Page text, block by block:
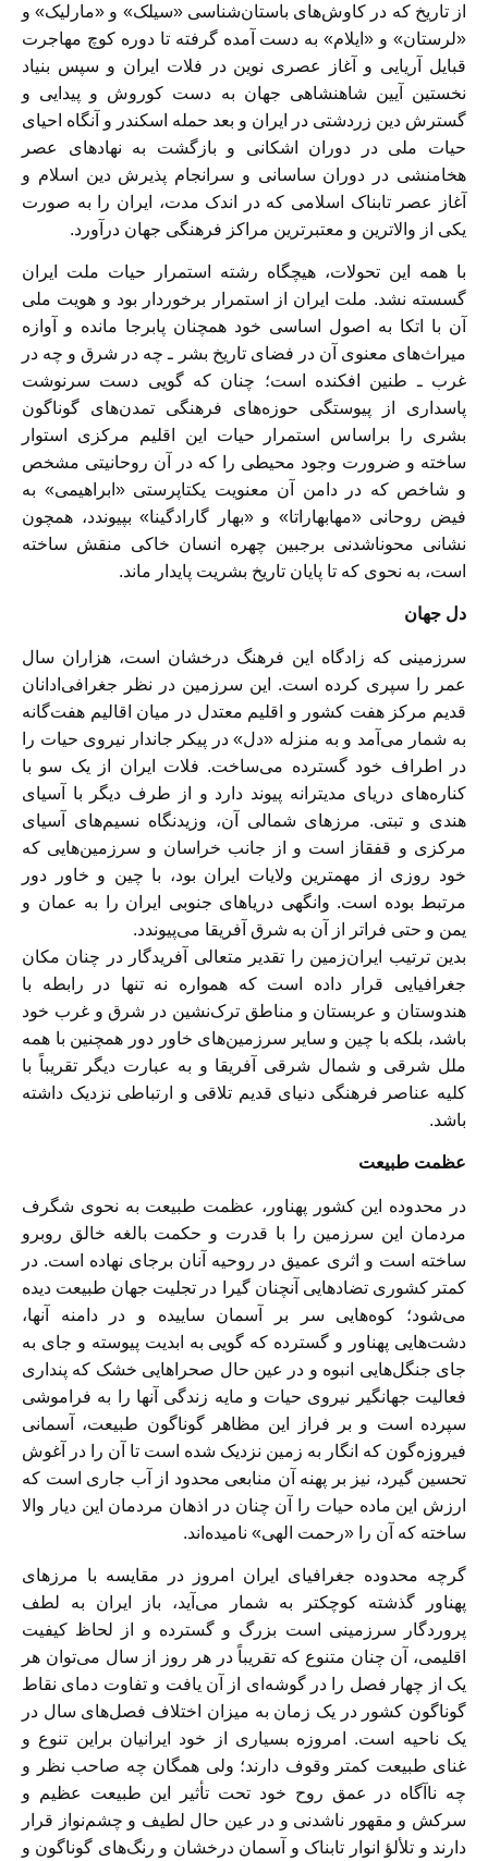
از تاريخ كه در كاوش‌هاى باستان‌‏شناسى «سيلک» و «مارليک» و
«لرستان» و «ايلام» به دست آمده گرفته تا دوره كوچ مهاجرت
قبايل آريايى و آغاز عصرى نوين در فلات ايران و سپس بنياد
نخستين آيين شاهنشاهى جهان به دست كوروش و پيدايى و
گسترش دين زردشتى در ايران و بعد حمله اسكندر و آنگاه احياى
حيات ملى در دوران اشكانى و بازگشت به نهادهاى عصر
هخامنشى در دوران ساسانى و سرانجام پذيرش دين اسلام و
آغاز عصر تابناک اسلامى كه در اندک مدت، ايران را به صورت
يكى از والاترين و معتبرترين مراكز فرهنگى جهان درآورد.
با همه اين تحولات، هيچگاه رشته استمرار حيات ملت ايران
گسسته نشد. ملت ايران از استمرار برخوردار بود و هويت ملى
آن با اتكا به اصول اساسى خود همچنان پابرجا مانده و آوازه
ميراث‌هاى معنوى آن در فضاى تاريخ بشر ـ چه در شرق و چه در
غرب ـ طنين افكنده است؛ چنان كه گويى دست سرنوشت
پاسدارى از پيوستگى حوزه‌‏هاى فرهنگى تمدن‌هاى گوناگون
بشرى را براساس استمرار حيات اين اقليم مركزى استوار
ساخته و ضرورت وجود محيطى را كه در آن روحانيتى مشخص
و شاخص كه در دامن آن معنويت يكتاپرستى «ابراهيمى» به
فيض روحانى «مهابهاراتا» و «بهار گارادگينا» بپيوندد، همچون
نشانى محو‌‏ناشدنى برجبين چهره انسان خاكى منقش ساخته
است، به نحوی ‏كه تا پايان تاريخ بشريت پايدار ماند.
دل جهان
سرزمينى كه زادگاه اين فرهنگ درخشان است، هزاران سال
عمر را سپرى كرده است. اين سرزمين در نظر جغرافی‌ادانان
قديم مركز هفت كشور و اقليم معتدل در ميان اقاليم هفت‌‏گانه
به شمار می‌‏آمد و به منزله «دل» در پيكر جاندار نيروى حيات را
در اطراف خود گسترده می‌‏ساخت. فلات ايران از يک سو با
كناره‌‏هاى درياى مديترانه پيوند دارد و از طرف ديگر با آسياى
هندى و تبتى. مرزهاى شمالى آن، وزيدنگاه نسيم‌‏هاى آسياى
مركزى و قفقاز است و از جانب خراسان و سرزمين‌هايى كه
خود روزى از مهمترين ولايات ايران بود، با چين و خاور دور
مرتبط بوده است. وانگهى درياهاى جنوبى ايران را به عمان و
يمن و حتى فراتر از آن به شرق آفريقا می‌‏پيوندد.
بدين ترتيب ايران‌زمين را تقدير متعالى آفريدگار در چنان مكان
جغرافيايى قرار داده است كه همواره نه تنها در رابطه با
هندوستان و عربستان و مناطق ترک‌‏نشين در شرق و غرب خود
باشد، بلكه با چين و ساير سرزمين‌هاى خاور دور همچنين با همه
ملل شرقى و شمال شرقى آفريقا و به عبارت ديگر تقريباً با
كليه عناصر فرهنگى دنياى قديم تلاقى و ارتباطى نزديک داشته
باشد.
عظمت طبيعت
در محدوده اين كشور پهناور، عظمت طبيعت به نحوى شگرف
مردمان اين سرزمين را با قدرت و حكمت بالغه خالق روبرو
ساخته است و اثرى عميق در روحيه آنان برجاى نهاده است. در
كمتر كشورى تضادهايى آنچنان گيرا در تجليت جهان طبيعت ديده
می‌‏شود؛ كوه‌هايى سر بر آسمان ساييده و در دامنه آنها،
دشت‌هايى پهناور و گسترده كه گويى به ابديت پيوسته و جاى به
جاى جنگل‌‏هايى انبوه و در عين حال صحراهايى خشک كه پندارى
فعاليت جهانگير نيروى حيات و مايه زندگى آنها را به فراموشى
سپرده است و بر فراز اين مظاهر گوناگون طبيعت، آسمانى
فيروزه‌‏گون كه انگار به زمين نزديک شده است تا آن را در آغوش
تحسين گيرد، نيز بر پهنه آن منابعى محدود از آب جارى است كه
ارزش اين ماده حيات را آن چنان در اذهان مردمان اين ديار والا
ساخته كه آن را «رحمت الهى» ناميده‌‏اند.
گرچه محدوده جغرافياى ايران امروز در مقايسه با مرزهاى
پهناور گذشته كوچكتر به شمار می‌‏آيد، باز ايران به لطف
پروردگار سرزمينى است بزرگ و گسترده و از لحاظ كيفيت
اقليمى، آن چنان متنوع كه تقريباً در هر روز از سال می‌‏توان هر
يک از چهار فصل را در گوشه‌‏اى از آن يافت و تفاوت دماى نقاط
گوناگون كشور در يک زمان به ميزان اختلاف فصل‌هاى سال در
يک ناحيه است. امروزه بسيارى از خود ايرانيان براين تنوع و
غناى طبيعت كمتر وقوف دارند؛ ولى همگان ‌‏‌‏‌‏چه صاحب نظر و
چه ناآگاه‌‏‌ در عمق روح خود تحت تأثير اين طبيعت عظيم و
سركش و مقهور ناشدنى و در عين حال لطيف و چشم‌‏نواز قرار
دارند و تلألؤ انوار تابناک و آسمان درخشان و رنگ‌هاى گوناگون و